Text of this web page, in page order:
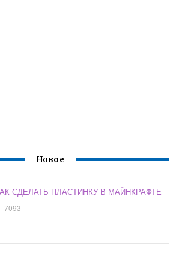
Новое
СДЕЛАТЬ ПЛАСТИНКУ В МАЙНКРАФТЕ
7093